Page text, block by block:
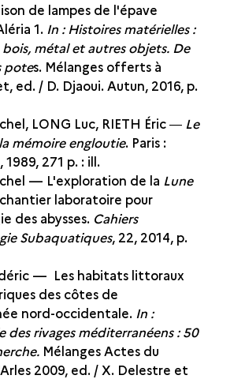
de lampes de l'épave
1. In : Histoires matérielles :
métal et autres objets. De
potes. Mélanges offerts à
ed. / D. Djaoui. Autun, 2016, p.
LONG Luc, RIETH Éric ― Le
mémoire engloutie. Paris :
1989, 271 p. : ill.
— L'exploration de la Lune
laboratoire pour
des abysses. Cahiers
Subaquatiques, 22, 2014, p.
— Les habitats littoraux
des côtes de
nord-occidentale. In :
des rivages méditerranéens : 50
Mélanges Actes du
2009, ed. / X. Delestre et